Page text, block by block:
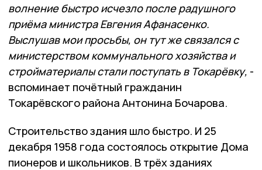
волнение быстро исчезло после радушного
приёма министра Евгения Афанасенко.
Выслушав мои просьбы, он тут же связался с
министерством коммунального хозяйства и
стройматериалы стали поступать в Токарёвку, -
вспоминает почётный гражданин
Токарёвского района Антонина Бочарова.
Строительство здания шло быстро. И 25
декабря 1958 года состоялось открытие Дома
пионеров и школьников. В трёх зданиях